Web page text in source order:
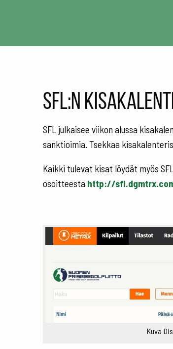
SFL:n
SFL julkaisee viikon alussa
sanktioimia. Tsekkaa
Kaikki tulevat kisat löydät myös
osoitteesta http://
Kuva